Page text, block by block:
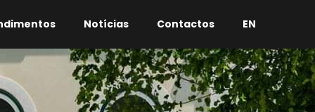
Notícias Contactos EN